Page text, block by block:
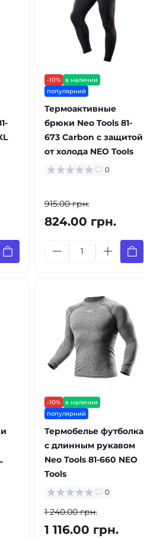
-10%
в наличии
популярний
Термоактивные
брюки Neo Tools 81-
673 Carbon с защитой
от холода NEO Tools
0
915.00 грн.
824.00 грн.
-10%
в наличии
популярний
Термобелье футболка
с длинным рукавом
Neo Tools 81-660 NEO
Tools
0
1 240.00 грн.
1 116.00 грн.